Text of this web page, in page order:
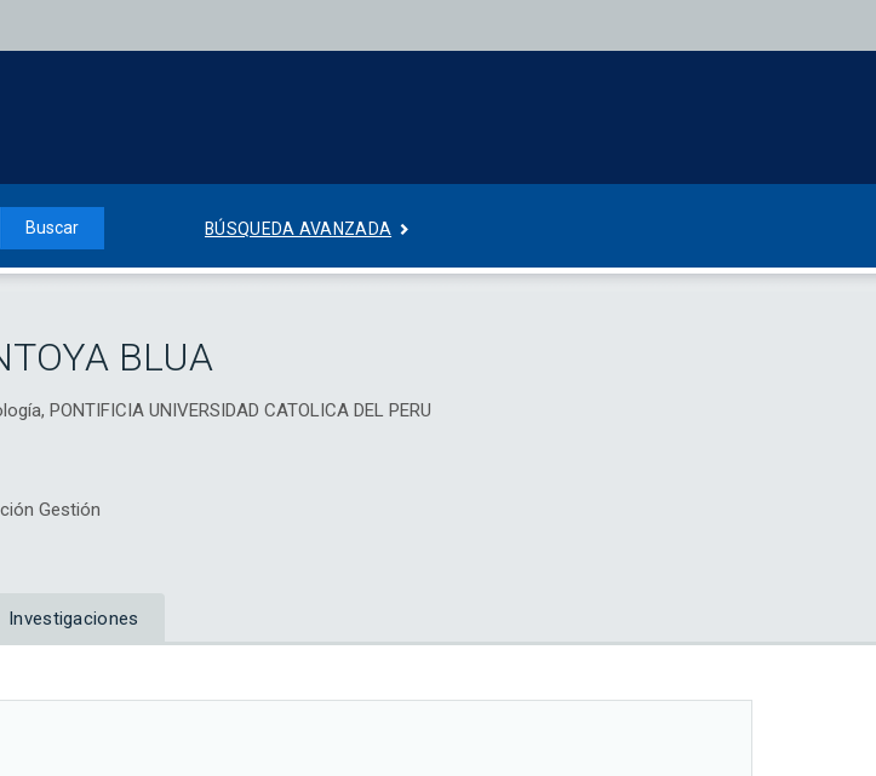
Buscar BÚSQUEDA AVANZADA
BLUA
PONTIFICIA UNIVERSIDAD CATOLICA DEL PERU
Gestión
Investigaciones